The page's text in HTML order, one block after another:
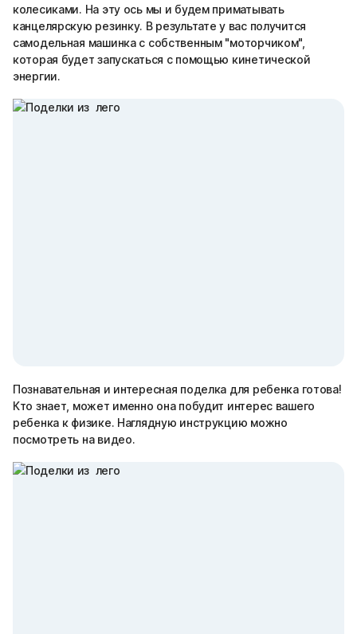
колесиками. На эту ось мы и будем приматывать
канцелярскую резинку. В результате у вас получится
самодельная машинка с собственным "моторчиком",
которая будет запускаться с помощью кинетической
энергии.
Познавательная и интересная поделка для ребенка готова!
Кто знает, может именно она побудит интерес вашего
ребенка к физике. Наглядную инструкцию можно
посмотреть на видео.